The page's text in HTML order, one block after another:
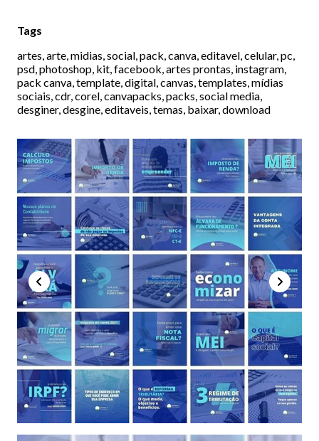
Tags
artes, arte, midias, social, pack, canva, editavel, celular, pc,
psd, photoshop, kit, facebook, artes prontas, instagram,
pack canva, template, digital, canvas, templates, mídias
sociais, cdr, corel, canvapacks, packs, social media,
desginer, desgine, editaveis, temas, baixar, download